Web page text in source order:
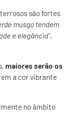
são fortes
musgo tendem
e elegância”,
maiores serão os
a cor vibrante
no âmbito